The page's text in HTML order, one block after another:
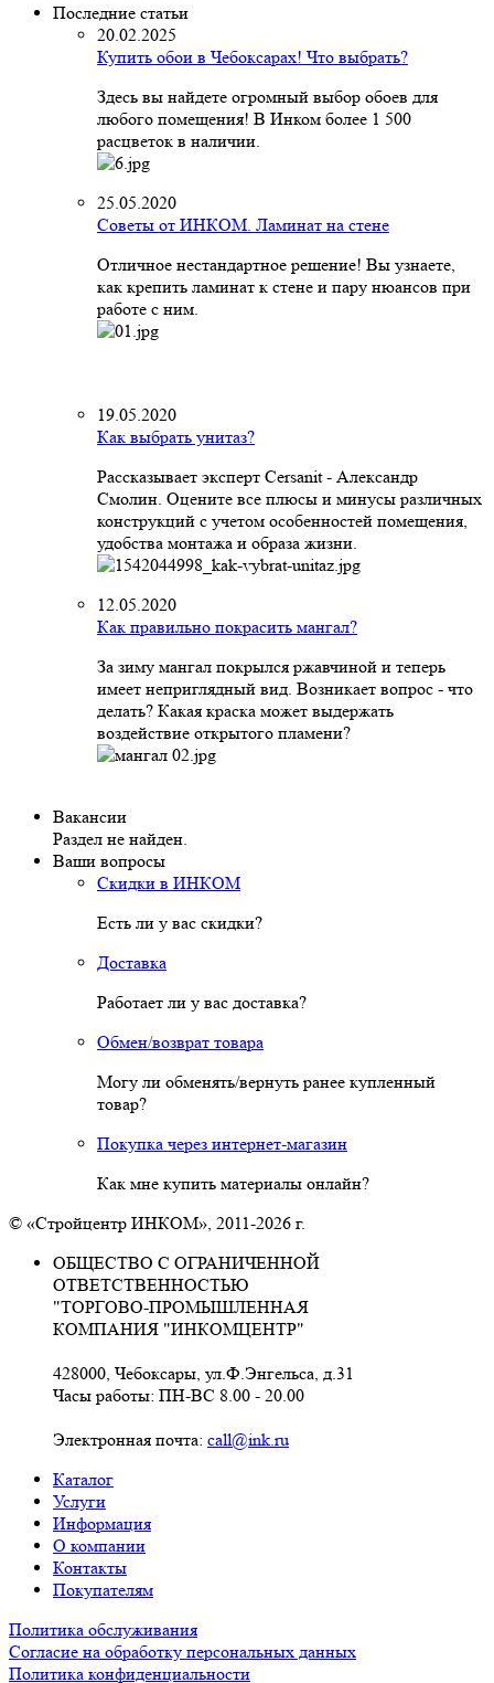
Последние статьи
20.02.2025
Купить обои в Чебоксарах! Что выбрать?
Здесь вы найдете огромный выбор обоев для
любого помещения! В Инком более 1 500
расцветок в наличии.
25.05.2020
Советы от ИНКОМ. Ламинат на стене
Отличное нестандартное решение! Вы узнаете,
как крепить ламинат к стене и пару нюансов при
работе с ним.
19.05.2020
Как выбрать унитаз?
Рассказывает эксперт Cersanit - Александр
Смолин. Оцените все плюсы и минусы различных
конструкций с учетом особенностей помещения,
удобства монтажа и образа жизни.
12.05.2020
Как правильно покрасить мангал?
За зиму мангал покрылся ржавчиной и теперь
имеет неприглядный вид. Возникает вопрос - что
делать? Какая краска может выдержать
воздействие открытого пламени?
Вакансии
Раздел не найден.
Ваши вопросы
Скидки в ИНКОМ
Есть ли у вас скидки?
Доставка
Работает ли у вас доставка?
Обмен/возврат товара
Могу ли обменять/вернуть ранее купленный
товар?
Покупка через интернет-магазин
Как мне купить материалы онлайн?
© «Стройцентр ИНКОМ», 2011-2026 г.
ОБЩЕСТВО С ОГРАНИЧЕННОЙ
ОТВЕТСТВЕННОСТЬЮ
"ТОРГОВО-ПРОМЫШЛЕННАЯ
КОМПАНИЯ "ИНКОМЦЕНТР"
428000, Чебоксары, ул.Ф.Энгельса, д.31
Часы работы: ПН-ВС 8.00 - 20.00
Электронная почта: call@ink.ru
Каталог
Услуги
Информация
О компании
Контакты
Покупателям
Политика обслуживания
Согласие на обработку персональных данных
Политика конфиденциальности